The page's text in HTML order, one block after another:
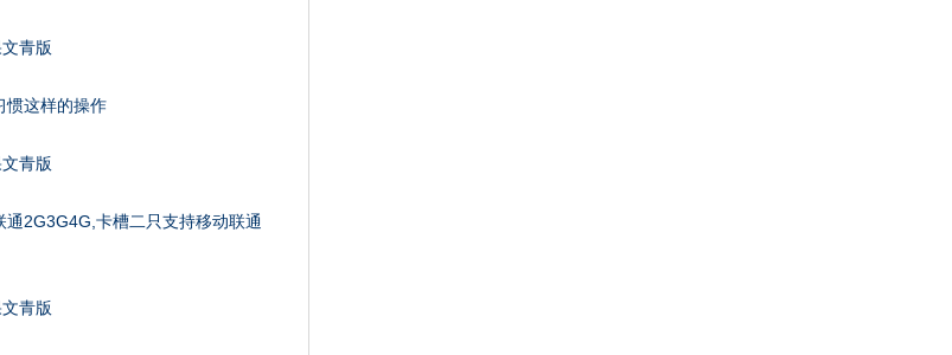
惯这样的操作
2G3G4G,卡槽二只支持移动联通